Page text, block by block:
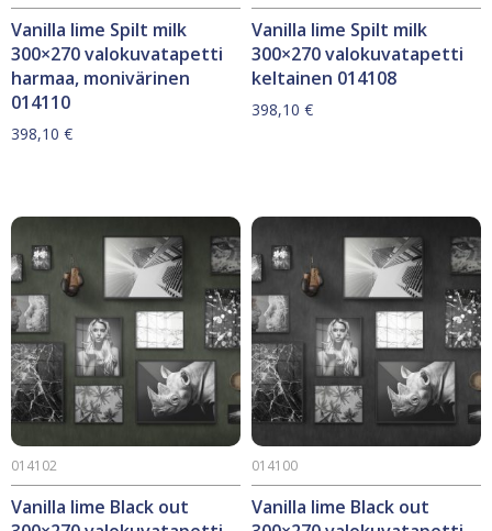
Vanilla lime Spilt milk
300×270 valokuvatapetti
harmaa, monivärinen
014110
398,10 €
Vanilla lime Spilt milk
300×270 valokuvatapetti
keltainen 014108
398,10 €
Vanilla lime Black out
014102
Vanilla lime Black out
014100